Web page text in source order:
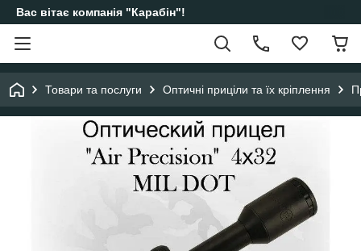
Вас вітає компанія "Карабін"!
Товари та послуги Оптичні приціли та їх кріплення